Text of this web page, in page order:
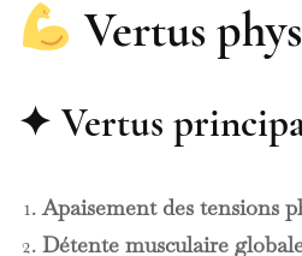
Vertus
✦ Vertus
Apaisement des tensions
Détente musculaire